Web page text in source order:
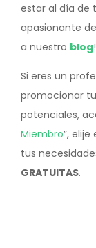
estar al día de
apasionante
a nuestro blog!
Si eres un
promocionar
potenciales,
Miembro”,
tus
GRATUITAS.